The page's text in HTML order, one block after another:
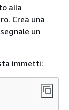
alla
Crea una
un
immetti: